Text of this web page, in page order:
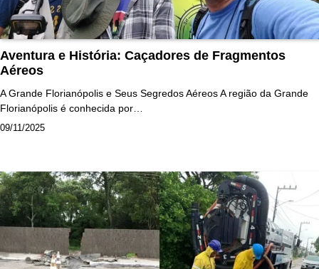
Aventura e História: Caçadores de Fragmentos
Aéreos
A Grande Florianópolis e Seus Segredos Aéreos A região da Grande
Florianópolis é conhecida por…
09/11/2025